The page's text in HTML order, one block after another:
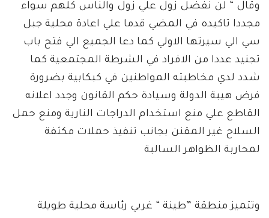
وقال “ لن نفضل زول علي زول والناس كلهم سواء
مجددا تاكيده في المضي قدما علي اعادة محلية جبل
سي الي سيرتها الاولي كما دعا الجميع الي فتح باب
تجنيد عددا من الافراد في الشرطة المجتمعية كما
شدد لدي مخاطبته المواطنين في كبكابية بضرورة
فرض هيبة الدولة وسيادة حكم القانون وجدد اعلانه
القاطع علي منع استخدام الدراجات النارية ومنع حمل
السلاح غير المقنن بجانب تنفيذ حملات مكثفة
لمحاربة الظواهر السالبة
وتتميز منطقة ”طينة “ غربي رئاسة محلية طويلة